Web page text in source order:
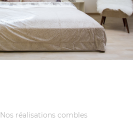
Nos réalisations combles